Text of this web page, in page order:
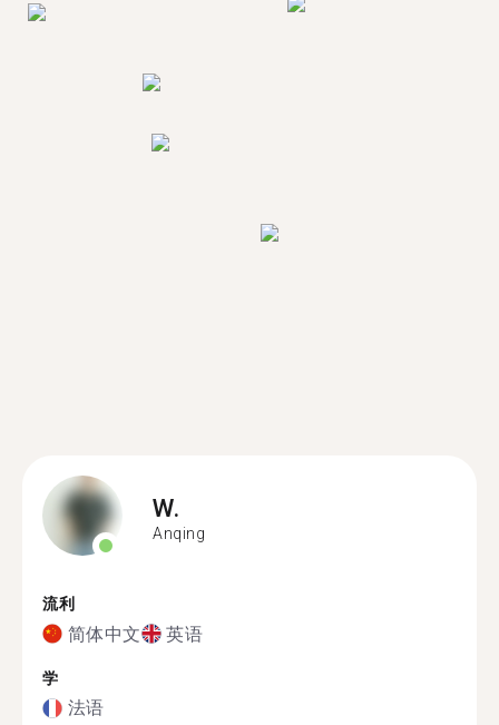
W.
Anqing
流利
简体中文 英语
学
法语